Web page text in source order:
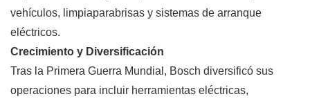
vehículos, limpiaparabrisas y sistemas de arranque
eléctricos.
Crecimiento y Diversificación
Tras la Primera Guerra Mundial, Bosch diversificó sus
operaciones para incluir herramientas eléctricas,